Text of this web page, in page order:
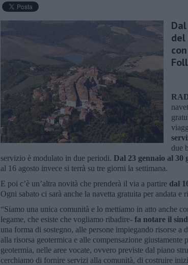
del
due
servizio è modulato in due periodi. Dal 23 gennaio al 30
al 16 agosto invece si terrà su tre giorni la settimana.
E poi c’è un’altra novità che prenderà il via a partire dal
Ogni sabato ci sarà anche la navetta gratuita per andata
“Siamo una unica comunità e lo mettiamo in atto anche
legame, che esiste che vogliamo ribadire- fa notare il
una forma di sostegno, alle persone impiegando risorse
alla risorsa geotermica e alle compensazione
geotermia, nelle aree vocate, ovvero previste dal piano
cerchiamo di fornire servizi alla comunità, di costruire